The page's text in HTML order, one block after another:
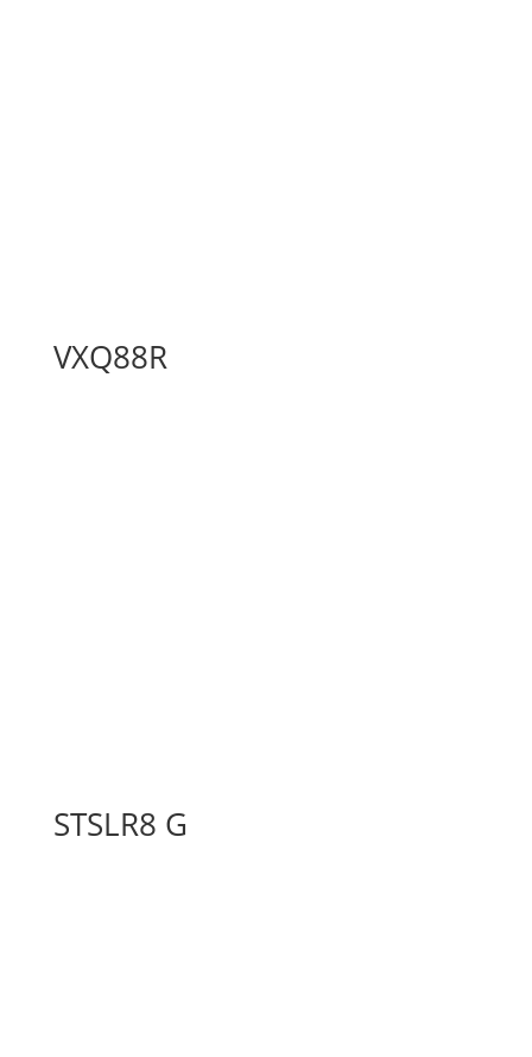
VXQ88R
STSLR8 G